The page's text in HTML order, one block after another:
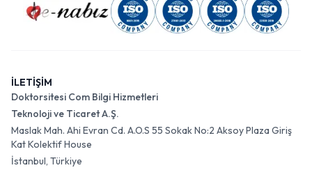
İLETİŞİM
Doktorsitesi Com Bilgi Hizmetleri
Teknoloji ve Ticaret A.Ş.
Maslak Mah. Ahi Evran Cd. A.O.S 55 Sokak No:2 Aksoy Plaza Giriş
Kat Kolektif House
İstanbul, Türkiye